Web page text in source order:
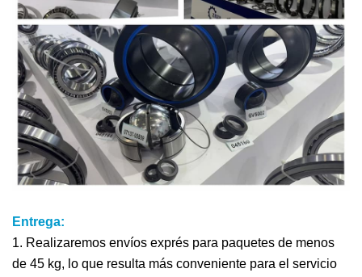
Entrega:
1. Realizaremos envíos exprés para paquetes de menos
de 45 kg, lo que resulta más conveniente para el servicio